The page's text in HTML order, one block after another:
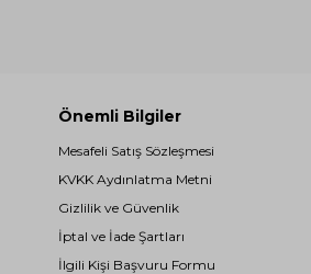
Önemli Bilgiler
Mesafeli Satış Sözleşmesi
KVKK Aydınlatma Metni
Gizlilik ve Güvenlik
İptal ve İade Şartları
İlgili Kişi Başvuru Formu